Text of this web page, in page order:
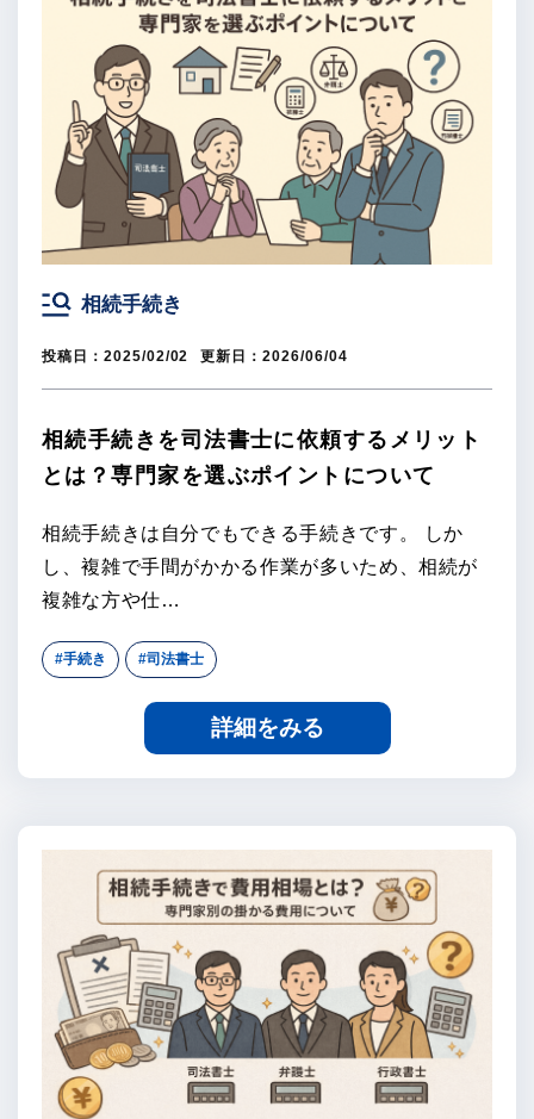
相続手続き
投稿日： 2025/02/02 更新日：2026/06/04
相続手続きを司法書士に依頼するメリット
とは？専門家を選ぶポイントについて
相続手続きは自分でもできる手続きです。 しか
し、複雑で手間がかかる作業が多いため、相続が
複雑な方や仕…
#手続き #司法書士
詳細をみる